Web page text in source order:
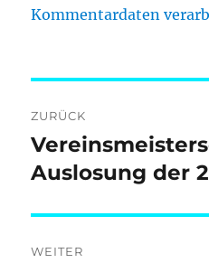
Kommentardaten
ZURÜCK
Vorheriger
Beitrag:
Auslosung der
WEITER